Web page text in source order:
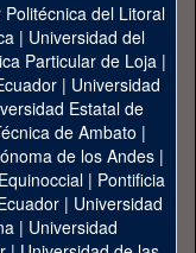
del Litoral
| Universidad del
Particular de Loja|
| Universidad
Estatal de
de Ambato |
de los Andes|
| Pontificia
| Universidad
| Universidad